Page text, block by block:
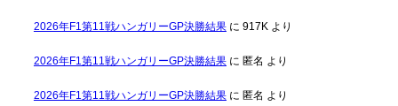
2026年F1第11戦ハンガリーGP決勝結果に 917Kより
2026年F1第11戦ハンガリーGP決勝結果に 匿名 より
2026年F1第11戦ハンガリーGP決勝結果に 匿名 より